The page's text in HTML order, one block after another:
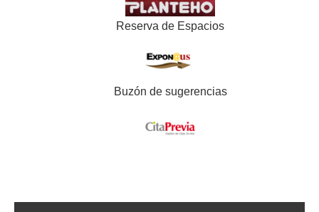
Reserva de Espacios
Buzón de sugerencias